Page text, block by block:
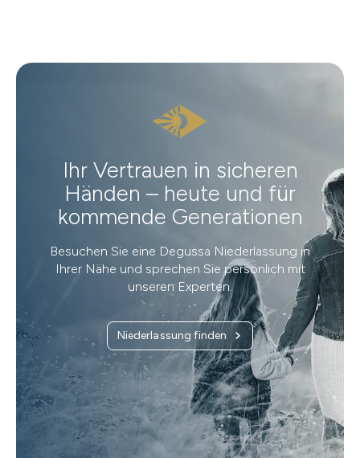
Ihr Vertrauen in sicheren
Händen – heute und für
kommende Generationen
Besuchen Sie eine Degussa Niederlassung in
Ihrer Nähe und sprechen Sie persönlich mit
unseren Experten.
Niederlassung finden